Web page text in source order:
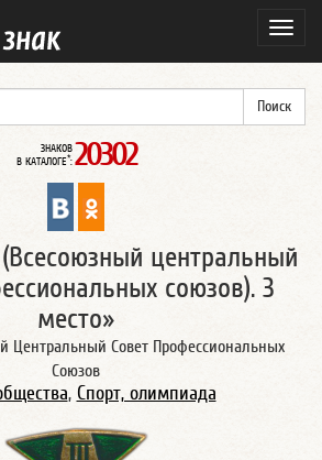
ЗНАКОВ
В КАТАЛОГЕ*: 20302
центральный
союзов). 3
место»
Центральный Совет Профессиональных
Союзов
, Спорт, олимпиада